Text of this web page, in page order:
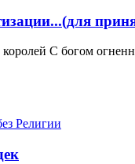
С богом
Религии